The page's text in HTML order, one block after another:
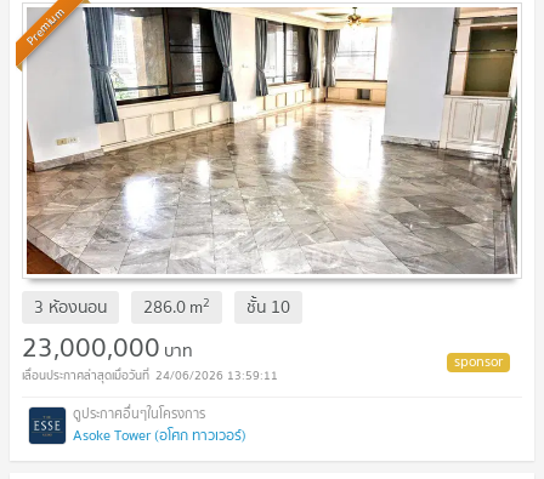
Premium
3 ห้องนอน 286.0m2 ชั้น 10
23,000,000 บาท
24/06/2026 13:59:11
Asoke Tower (อโศก ทาวเวอร์)